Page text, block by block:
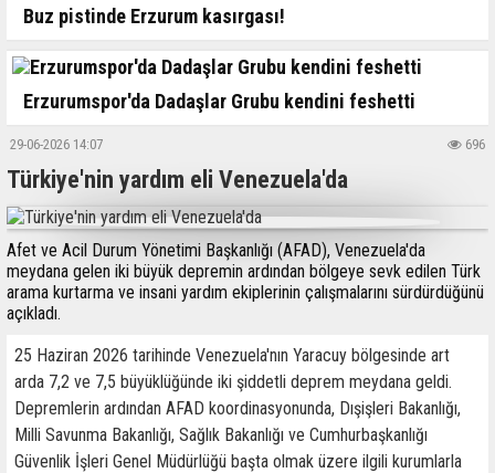
Buz pistinde Erzurum kasırgası!
Erzurumspor'da Dadaşlar Grubu kendini feshetti
29-06-2026 14:07 696
Türkiye'nin yardım eli Venezuela'da
Afet ve Acil Durum Yönetimi Başkanlığı (AFAD), Venezuela'da
meydana gelen iki büyük depremin ardından bölgeye sevk edilen Türk
arama kurtarma ve insani yardım ekiplerinin çalışmalarını sürdürdüğünü
açıkladı.
25 Haziran 2026 tarihinde Venezuela'nın Yaracuy bölgesinde art
arda 7,2 ve 7,5 büyüklüğünde iki şiddetli deprem meydana geldi.
Depremlerin ardından AFAD koordinasyonunda, Dışişleri Bakanlığı,
Milli Savunma Bakanlığı, Sağlık Bakanlığı ve Cumhurbaşkanlığı
Güvenlik İşleri Genel Müdürlüğü başta olmak üzere ilgili kurumlarla